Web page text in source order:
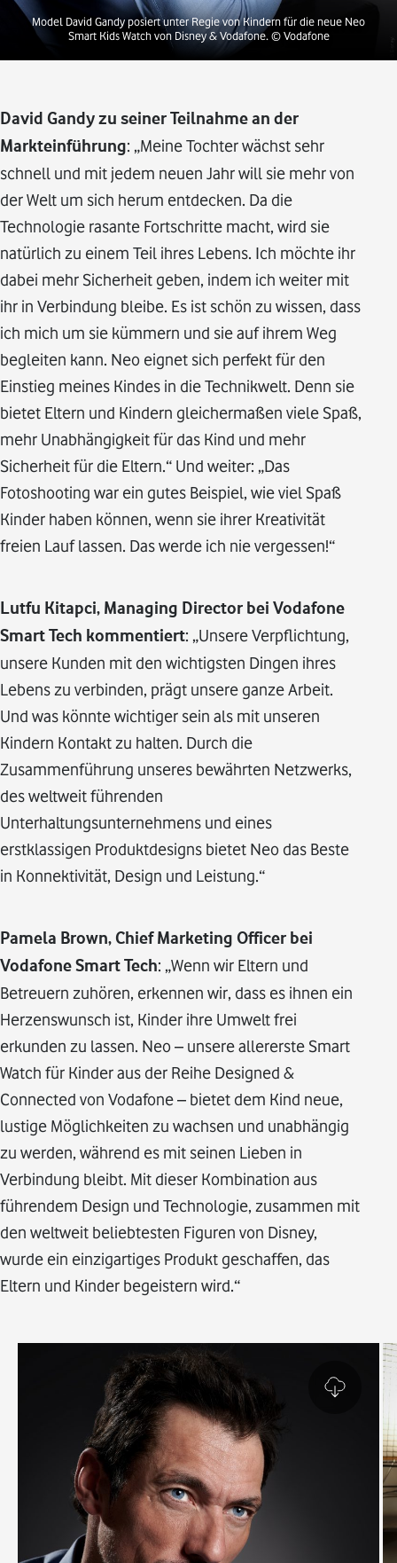
Model David Gandy posiert unter Regie von Kindern für die neue Neo
Smart Kids Watch von Disney & Vodafone. © Vodafone
David Gandy zu seiner Teilnahme an der
Markteinführung: „Meine Tochter wächst sehr
schnell und mit jedem neuen Jahr will sie mehr von
der Welt um sich herum entdecken. Da die
Technologie rasante Fortschritte macht, wird sie
natürlich zu einem Teil ihres Lebens. Ich möchte ihr
dabei mehr Sicherheit geben, indem ich weiter mit
ihr in Verbindung bleibe. Es ist schön zu wissen, dass
ich mich um sie kümmern und sie auf ihrem Weg
begleiten kann. Neo eignet sich perfekt für den
Einstieg meines Kindes in die Technikwelt. Denn sie
bietet Eltern und Kindern gleichermaßen viele Spaß,
mehr Unabhängigkeit für das Kind und mehr
Sicherheit für die Eltern.“ Und weiter: „Das
Fotoshooting war ein gutes Beispiel, wie viel Spaß
Kinder haben können, wenn sie ihrer Kreativität
freien Lauf lassen. Das werde ich nie vergessen!“
Lutfu Kitapci, Managing Director bei Vodafone
Smart Tech kommentiert: „Unsere Verpflichtung,
unsere Kunden mit den wichtigsten Dingen ihres
Lebens zu verbinden, prägt unsere ganze Arbeit.
Und was könnte wichtiger sein als mit unseren
Kindern Kontakt zu halten. Durch die
Zusammenführung unseres bewährten Netzwerks,
des weltweit führenden
Unterhaltungsunternehmens und eines
erstklassigen Produktdesigns bietet Neo das Beste
in Konnektivität, Design und Leistung.“
Pamela Brown, Chief Marketing Officer bei
Vodafone Smart Tech: „Wenn wir Eltern und
Betreuern zuhören, erkennen wir, dass es ihnen ein
Herzenswunsch ist, Kinder ihre Umwelt frei
erkunden zu lassen. Neo – unsere allererste Smart
Watch für Kinder aus der Reihe Designed &
Connected von Vodafone – bietet dem Kind neue,
lustige Möglichkeiten zu wachsen und unabhängig
zu werden, während es mit seinen Lieben in
Verbindung bleibt. Mit dieser Kombination aus
führendem Design und Technologie, zusammen mit
den weltweit beliebtesten Figuren von Disney,
wurde ein einzigartiges Produkt geschaffen, das
Eltern und Kinder begeistern wird.“